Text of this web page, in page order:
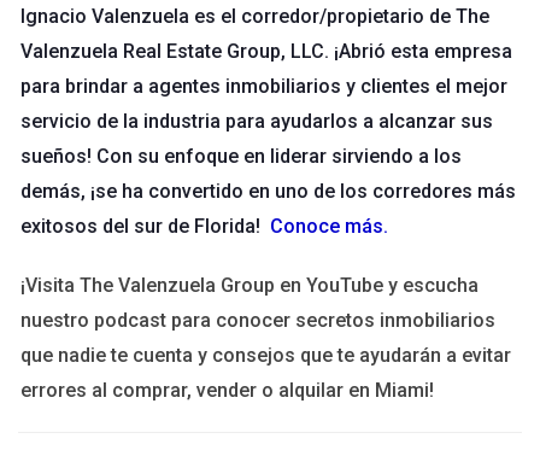
efectiva.
Compradores
Los compradores, ya sean individuos o empresas, son actores
clave en el proceso de negociación. Necesitan comprender
no solo el valor del producto o servicio que desean adquirir,
sino también la motivación y las limitaciones del vendedor. Las
precios, condiciones de pago y garantías, lo que incrementa el
valor percibido de sus compras. Para los compradores, el
conocimiento del mercado, la investigación de precios y la
preparación previa son esenciales para abordar la
Ignacio Valenzuela es el corredor/propietario de The
Valenzuela Real Estate Group, LLC. ¡Abrió esta empresa
para brindar a agentes inmobiliarios y clientes el mejor
servicio de la industria para ayudarlos a alcanzar sus
sueños! Con su enfoque en liderar sirviendo a los
demás, ¡se ha convertido en uno de los corredores más
exitosos del sur de Florida! Conoce más.
¡Visita The Valenzuela Group en YouTube y escucha
nuestro podcast para conocer secretos inmobiliarios
que nadie te cuenta y consejos que te ayudarán a evitar
errores al comprar, vender o alquilar en Miami!